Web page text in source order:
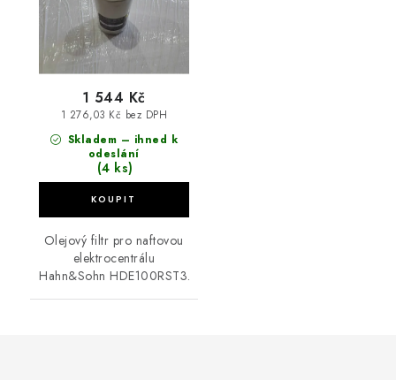
Skladem – ihned k
odeslání
(4 ks)
1 276,03 Kč bez DPH
1 544 Kč
Olejový filtr pro naftovou
elektrocentrálu
Hahn&Sohn HDE100RST3.